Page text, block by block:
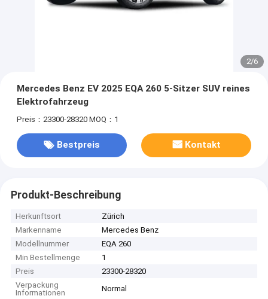
2/6
Mercedes Benz EV 2025 EQA 260 5-Sitzer SUV reines
Elektrofahrzeug
Preis：23300-28320 MOQ：1
Bestpreis Kontakt
Produkt-Beschreibung
Herkunftsort
Zürich
Markenname
Mercedes Benz
Modellnummer
EQA 260
Min Bestellmenge
1
Preis
23300-28320
Verpackung
Informationen
Normal